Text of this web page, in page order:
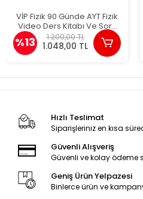
VİP Fizik 90 Günde AYT Fizik
Video Ders Kitabı Ve Soru
Bankası
%13 1.200,00 TL
1.048,00 TL
Hızlı Teslimat
Siparişleriniz en kısa
Güvenli Alışveriş
Güvenli ve kolay ödeme
Geniş Ürün Yelpazesi
Binlerce ürün ve